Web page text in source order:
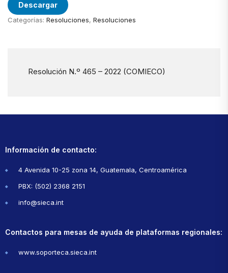
Descargar
Categorías: Resoluciones, Resoluciones
Resolución N.º 465 – 2022 (COMIECO)
Información de contacto:
4 Avenida 10-25 zona 14, Guatemala, Centroamérica
PBX: (502) 2368 2151
info@sieca.int
Contactos para mesas de ayuda de plataformas regionales:
www.soporteca.sieca.int